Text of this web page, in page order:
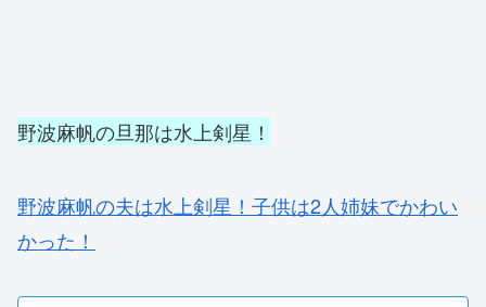
野波麻帆の旦那は水上剣星！
野波麻帆の夫は水上剣星！子供は2人姉妹でかわい
かった！